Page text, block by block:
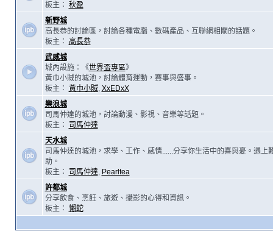
板主： 秋盈
新野城
高長恭的討論區，討論各種電腦、數碼產品、互聯網相關的話題。
板主：
高長恭
武威城
城內設施：《世界盃專區》
黃巾小賊的城池，討論體育運動，賽事與盛事。
板主： 黃巾小賊, XxEDxX
樂浪城
司馬仲達的城池，討論動漫、影視、音樂等話題。
板主：
司馬仲達
天水城
司馬仲達的城池，求學、工作、感情......分享你生活中的喜與憂。遇上
助。
板主：
司馬仲達, Pearltea
許都城
分享飲食、烹飪、旅遊、攝影的心得和資訊。
板主： 懶蛇